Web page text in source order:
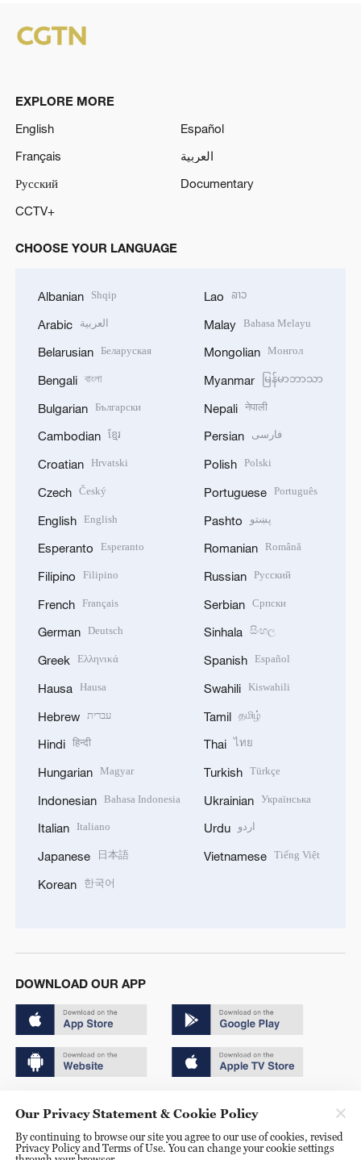
EXPLORE MORE
English
Español
Français
العربية
Русский
Documentary
CCTV+
CHOOSE YOUR LANGUAGE
Albanian Shqip
Arabic العربية
Belarusian Беларуская
Bengali বাংলা
Bulgarian Български
Cambodian ខ្មែរ
Croatian Hrvatski
Czech Český
English English
Esperanto Esperanto
Filipino Filipino
French Français
German Deutsch
Greek Ελληνικά
Hausa Hausa
Hebrew עברית
Hindi हिन्दी
Hungarian Magyar
Indonesian Bahasa Indonesia
Italian Italiano
Japanese 日本語
Korean 한국어
Lao ລາວ
Malay Bahasa Melayu
Mongolian Монгол
Myanmar မြန်မာဘာသာ
Nepali नेपाली
Persian فارسی
Polish Polski
Portuguese Português
Pashto پښتو
Romanian Română
Russian Русский
Serbian Српски
Sinhala සිංහල
Spanish Español
Swahili Kiswahili
Tamil தமிழ்
Thai ไทย
Turkish Türkçe
Ukrainian Українська
Urdu اردو
Vietnamese Tiếng Việt
DOWNLOAD OUR APP
京ICP备20000184号
京公网安备 11010502050052号
Our Privacy Statement & Cookie Policy
By continuing to browse our site you agree to our use of cookies, revised
Privacy Policy and Terms of Use. You can change your cookie settings